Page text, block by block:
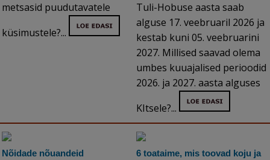
metsasid puudutavatele
küsimustele?...
Tuli-Hobuse aasta saab
alguse 17. veebruaril 2026 ja
kestab kuni 05. veebruarini
2027. Millised saavad olema
umbes kuuajalised perioodid
2026. ja 2027. aasta alguses
KItsele?...
Nõidade nõuandeid
6 toataime, mis toovad koju ja